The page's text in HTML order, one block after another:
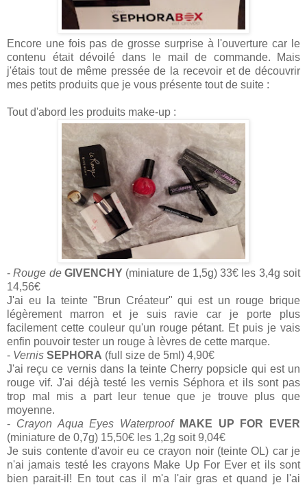
Encore une fois pas de grosse surprise à l'ouverture car le
contenu était dévoilé dans le mail de commande. Mais
j'étais tout de même pressée de la recevoir et de découvrir
mes petits produits que je vous présente tout de suite :
Tout d'abord les produits make-up :
-Rouge deGIVENCHY(miniature de 1,5g) 33€ les 3,4g soit
14,56€
J'ai eu la teinte "Brun Créateur" qui est un rouge brique
légèrement marron et je suis ravie car je porte plus
facilement cette couleur qu'un rouge pétant. Et puis je vais
enfin pouvoir tester un rouge à lèvres de cette marque.
- Vernis SEPHORA (full size de 5ml) 4,90€
J'ai reçu ce vernis dans la teinte Cherry popsicle qui est un
rouge vif. J'ai déjà testé les vernis Séphora et ils sont pas
trop mal mis a part leur tenue que je trouve plus que
moyenne.
- Crayon Aqua Eyes Waterproof
MAKE UP FOR EVER
(miniature de 0,7g) 15,50€ les 1,2g soit 9,04€
Je suis contente d'avoir eu ce crayon noir (teinte OL) car je
n'ai jamais testé les crayons Make Up For Ever et ils sont
bien parait-il! En tout cas il m'a l'air gras et quand je l'ai